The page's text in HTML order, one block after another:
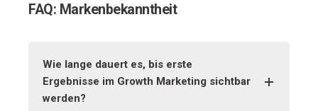
FAQ: Markenbekanntheit
Wie lange dauert es, bis erste
Ergebnisse im Growth Marketing sichtbar
werden?